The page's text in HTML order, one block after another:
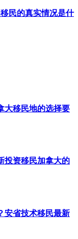
民的真实情况是什
大移民地的选择要
投资移民加拿大的
安省技术移民最新